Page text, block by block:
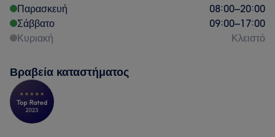
Παρασκευή
08:00–20:00
Σάββατο
09:00–17:00
Κυριακή
Κλειστό
Βραβεία καταστήματος